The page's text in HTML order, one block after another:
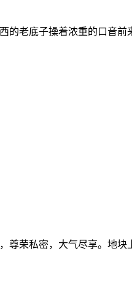
的老底子操着浓重的口音前
尊荣私密，大气尽享。地块